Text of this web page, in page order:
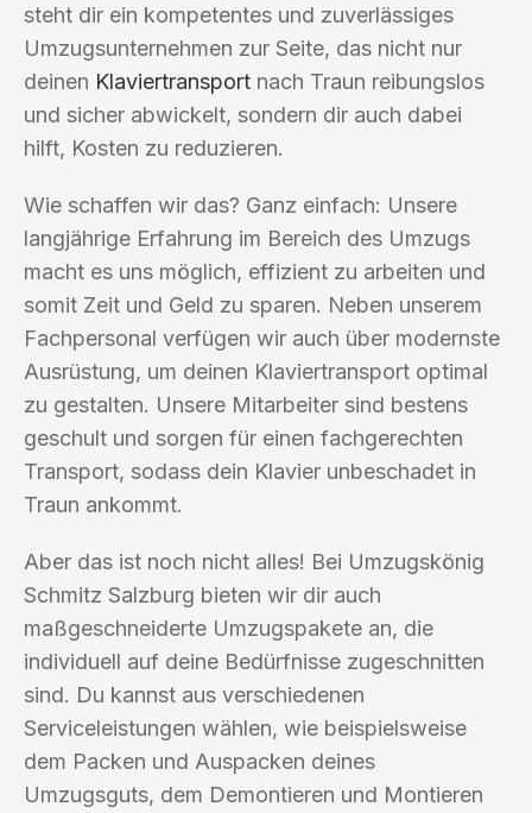
steht dir ein kompetentes und zuverlässiges
Umzugsunternehmen zur Seite, das nicht nur
deinen Klaviertransport nach Traun reibungslos
und sicher abwickelt, sondern dir auch dabei
hilft, Kosten zu reduzieren.
Wie schaffen wir das? Ganz einfach: Unsere
langjährige Erfahrung im Bereich des Umzugs
macht es uns möglich, effizient zu arbeiten und
somit Zeit und Geld zu sparen. Neben unserem
Fachpersonal verfügen wir auch über modernste
Ausrüstung, um deinen Klaviertransport optimal
zu gestalten. Unsere Mitarbeiter sind bestens
geschult und sorgen für einen fachgerechten
Transport, sodass dein Klavier unbeschadet in
Traun ankommt.
Aber das ist noch nicht alles! Bei Umzugskönig
Schmitz Salzburg bieten wir dir auch
maßgeschneiderte Umzugspakete an, die
individuell auf deine Bedürfnisse zugeschnitten
sind. Du kannst aus verschiedenen
Serviceleistungen wählen, wie beispielsweise
dem Packen und Auspacken deines
Umzugsguts, dem Demontieren und Montieren